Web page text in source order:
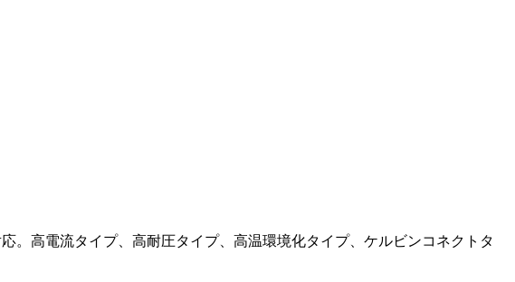
。高電流タイプ、高耐圧タイプ、高温環境化タイプ、ケルビンコネクトタ